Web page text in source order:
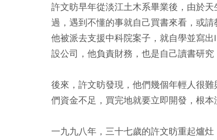
許文昉早年從淡江土木系畢業後，由於
過，遇到不懂的事就自己買書來看，或
他被派去支援中科院案子，就自學並寫
設公司，他負責財務，也是自己讀書研究
後來，許文昉發現，他們幾個年輕人很
們資金不足，買完地就要立即開發，根
一九九八年，三十七歲的許文昉重起爐